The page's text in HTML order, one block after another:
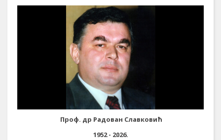
Проф. др Радован Славковић
1952 - 2026.